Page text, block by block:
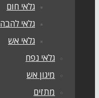
גלאי חום
גלאי להבה
גלאי אש
גלאי נפח
מיגון אש
מתזים